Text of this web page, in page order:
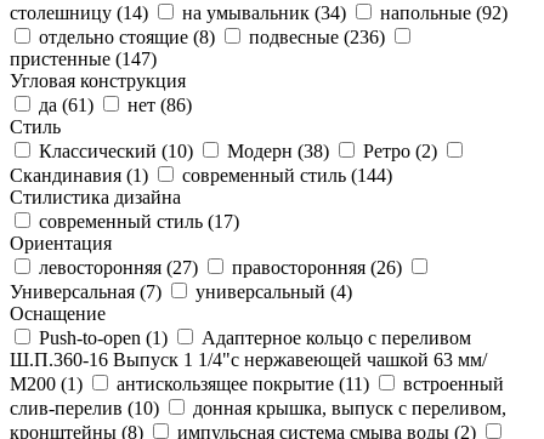
столешницу (14) на умывальник (34) напольные (92)
отдельно стоящие (8) подвесные (236)
пристенные (147)
Угловая конструкция
да (61) нет (86)
Стиль
Классический (10) Модерн (38) Ретро (2)
Скандинавия (1) современный стиль (144)
Стилистика дизайна
современный стиль (17)
Ориентация
левосторонняя (27) правосторонняя (26)
Универсальная (7) универсальный (4)
Оснащение
Push-to-open (1)
Адаптерное кольцо с переливом
Ш.П.360-16 Выпуск 1 1/4"с нержавеющей чашкой 63 мм/
М200 (1) антискользящее покрытие (11)
встроенный
слив-перелив (10)
донная крышка, выпуск с переливом,
кронштейны (8) импульсная система смыва воды (2)